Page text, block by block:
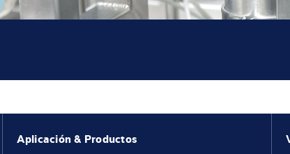
Aplicación & Productos